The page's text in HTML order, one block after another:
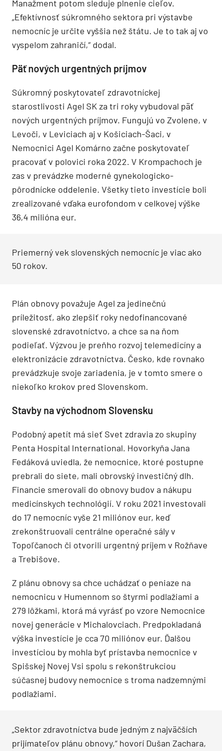
Manažment potom sleduje plnenie cieľov.
„Efektívnosť súkromného sektora pri výstavbe
nemocníc je určite vyššia než štátu. Je to tak aj vo
vyspelom zahraničí,“ dodal.
Päť nových urgentných príjmov
Súkromný poskytovateľ zdravotníckej
starostlivosti Agel SK za tri roky vybudoval päť
nových urgentných príjmov. Fungujú vo Zvolene, v
Levoči, v Leviciach aj v Košiciach-Šaci, v
Nemocnici Agel Komárno začne poskytovateľ
pracovať v polovici roka 2022. V Krompachoch je
zas v prevádzke moderné gynekologicko-
pôrodnícke oddelenie. Všetky tieto investície boli
zrealizované vďaka eurofondom v celkovej výške
36,4 milióna eur.
Priemerný vek slovenských nemocníc je viac ako
50 rokov.
Plán obnovy považuje Agel za jedinečnú
príležitosť, ako zlepšiť roky nedofinancované
slovenské zdravotníctvo, a chce sa na ňom
podieľať. Výzvou je preňho rozvoj telemedicíny a
elektronizácie zdravotníctva. Česko, kde rovnako
prevádzkuje svoje zariadenia, je v tomto smere o
niekoľko krokov pred Slovenskom.
Stavby na východnom Slovensku
Podobný apetít má sieť Svet zdravia zo skupiny
Penta Hospital International. Hovorkyňa Jana
Fedáková uviedla, že nemocnice, ktoré postupne
prebrali do siete, mali obrovský investičný dlh.
Financie smerovali do obnovy budov a nákupu
medicínskych technológií. V roku 2021 investovali
do 17 nemocníc vyše 21 miliónov eur, keď
zrekonštruovali centrálne operačné sály v
Topoľčanoch či otvorili urgentný príjem v Rožňave
a Trebišove.
Z plánu obnovy sa chce uchádzať o peniaze na
nemocnicu v Humennom so štyrmi podlažiami a
279 lôžkami, ktorá má vyrásť po vzore Nemocnice
novej generácie v Michalovciach. Predpokladaná
výška investície je cca 70 miliónov eur. Ďalšou
investíciou by mohla byť prístavba nemocnice v
Spišskej Novej Vsi spolu s rekonštrukciou
súčasnej budovy nemocnice s troma nadzemnými
podlažiami.
„Sektor zdravotníctva bude jedným z najväčších
prijímateľov plánu obnovy,“ hovorí Dušan Zachara,